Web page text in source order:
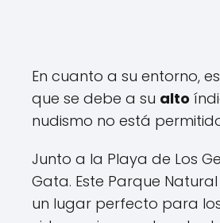
En cuanto a su entorno,
que se debe a su alto
nudismo no está
Junto a la Playa de Los
Gata. Este Parque
un lugar perfecto para